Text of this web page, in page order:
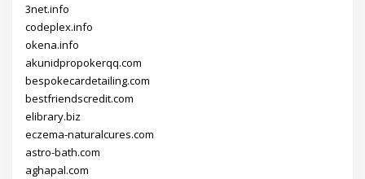
3net.info
codeplex.info
okena.info
akunidpropokerqq.com
bespokecardetailing.com
bestfriendscredit.com
elibrary.biz
eczema-naturalcures.com
astro-bath.com
aghapal.com